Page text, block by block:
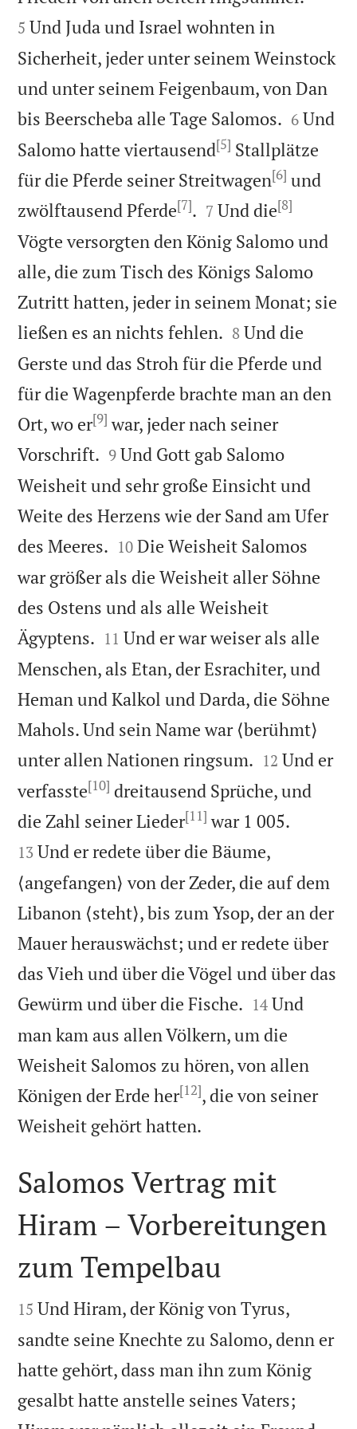
5 Und Juda und Israel wohnten in
Sicherheit, jeder unter seinem Weinstock
und unter seinem Feigenbaum, von Dan
bis Beerscheba alle Tage Salomos. 

6 Und
Salomo hatte viertausend[5] Stallplätze
für die Pferde seiner Streitwagen[6] und
zwölftausend Pferde[7]. 

7 Und die[8]
Vögte versorgten den König Salomo und
alle, die zum Tisch des Königs Salomo
Zutritt hatten, jeder in seinem Monat; sie
ließen es an nichts fehlen. 

8 Und die
Gerste und das Stroh für die Pferde und
für die Wagenpferde brachte man an den
Ort, wo er[9] war, jeder nach seiner
Vorschrift. 

9 Und Gott gab Salomo
Weisheit und sehr große Einsicht und
Weite des Herzens wie der Sand am Ufer
des Meeres. 

10 Die Weisheit Salomos
war größer als die Weisheit aller Söhne
des Ostens und als alle Weisheit
Ägyptens. 

11 Und er war weiser als alle
Menschen, als Etan, der Esrachiter, und
Heman und Kalkol und Darda, die Söhne
Mahols. Und sein Name war ⟨berühmt⟩
unter allen Nationen ringsum. 

12 Und er
verfasste[10] dreitausend Sprüche, und
die Zahl seiner Lieder[11] war 1 005.
13 Und er redete über die Bäume,
⟨angefangen⟩ von der Zeder, die auf dem
Libanon ⟨steht⟩, bis zum Ysop, der an der
Mauer herauswächst; und er redete über
das Vieh und über die Vögel und über das
Gewürm und über die Fische. 

14 Und
man kam aus allen Völkern, um die
Weisheit Salomos zu hören, von allen
Königen der Erde her[12], die von seiner
Weisheit gehört hatten.

Salomos Vertrag mit
Hiram – Vorbereitungen
zum Tempelbau

15 Und Hiram, der König von Tyrus,
sandte seine Knechte zu Salomo, denn er
hatte gehört, dass man ihn zum König
gesalbt hatte anstelle seines Vaters;